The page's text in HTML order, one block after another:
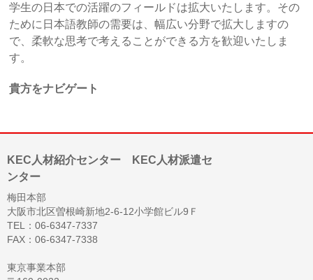
学生の日本での活躍のフィールドは拡大いたします。その
ために日本語教師の需要は、幅広い分野で拡大しますの
で、柔軟な思考で考えることができる方を歓迎いたしま
す。
貴方をナビゲート
KEC人材紹介センター KEC人材派遣セ
ンター
梅田本部
大阪市北区曽根崎新地2-6-12小学館ビル9Ｆ
TEL：06-6347-7337
FAX：06-6347-7338
東京事業本部